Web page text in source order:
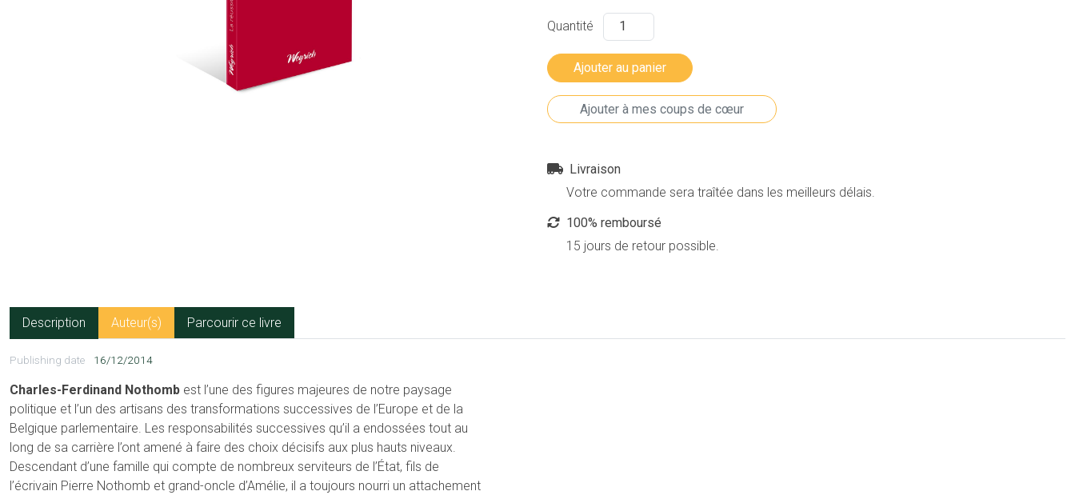
Quantité
Livraison
Votre commande sera traîtée dans les meilleurs délais.
100% remboursé
15 jours de retour possible.
Description Auteur(s) Parcourir ce livre
Publishing date 16/12/2014
Charles-Ferdinand Nothomb est l’une des figures majeures de notre paysage
politique et l’un des artisans des transformations successives de l’Europe et de la
Belgique parlementaire. Les responsabilités successives qu’il a endossées tout au
long de sa carrière l’ont amené à faire des choix décisifs aux plus hauts niveaux.
Descendant d’une famille qui compte de nombreux serviteurs de l’État, fils de
l’écrivain Pierre Nothomb et grand-oncle d’Amélie, il a toujours nourri un attachement